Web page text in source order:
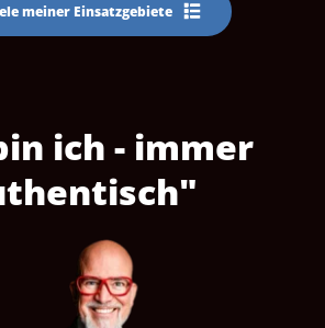
meiner Einsatzgebiete
ich - immer